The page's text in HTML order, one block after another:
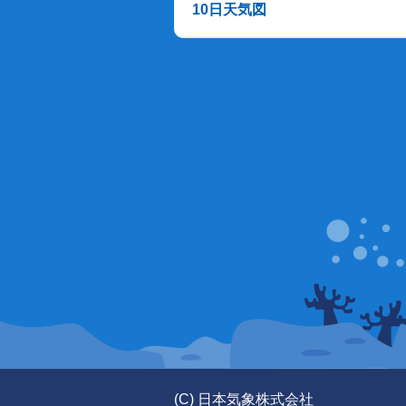
10日天気図
(C) 日本気象株式会社